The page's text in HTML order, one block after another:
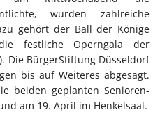
wurden zahlreiche
gehört der Ball der Könige
festliche Operngala der
Die BürgerStiftung Düsseldorf
bis auf Weiteres abgesagt.
beiden geplanten Senioren-
am 19. April im Henkelsaal.